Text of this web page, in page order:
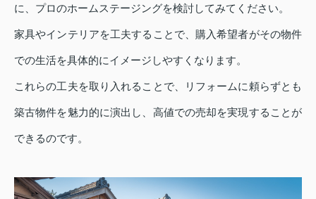
に、プロのホームステージングを検討してみてください。
家具やインテリアを工夫することで、購入希望者がその物件
での生活を具体的にイメージしやすくなります。
これらの工夫を取り入れることで、リフォームに頼らずとも
築古物件を魅力的に演出し、高値での売却を実現することが
できるのです。